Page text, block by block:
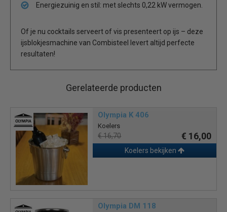
Energiezuinig en stil: met slechts 0,22 kW vermogen.
Of je nu cocktails serveert of vis presenteert op ijs – deze
ijsblokjesmachine van Combisteel levert altijd perfecte
resultaten!
Gerelateerde producten
Olympia K 406
Koelers
€ 16,70 € 16,00
Koelers bekijken
Olympia DM 118